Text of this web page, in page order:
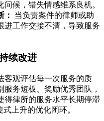
候，错失情感维系良机。
：
当负责案件的律师或助
进工作交接不清，导致服务
续改进
客观评估每一次服务的质
务短板、奖励优秀团队，
得律所的服务水平长期停滞
上升的优化闭环。